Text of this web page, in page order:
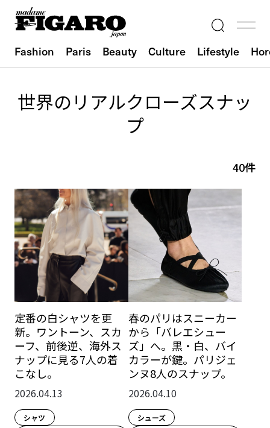
Fashion Paris Beauty Culture Lifestyle
世界のリアルクローズスナッ
プ
40件
定番の白シャツを更
新。ワントーン、スカ
ーフ、前後逆、海外ス
ナップに見る7人の着
こなし。
2026.04.13
シャツ
春のパリはスニーカー
から「バレエシュー
ズ」へ。黒・白、バイ
カラーが鍵。パリジェ
ンヌ8人のスナップ。
2026.04.10
シューズ